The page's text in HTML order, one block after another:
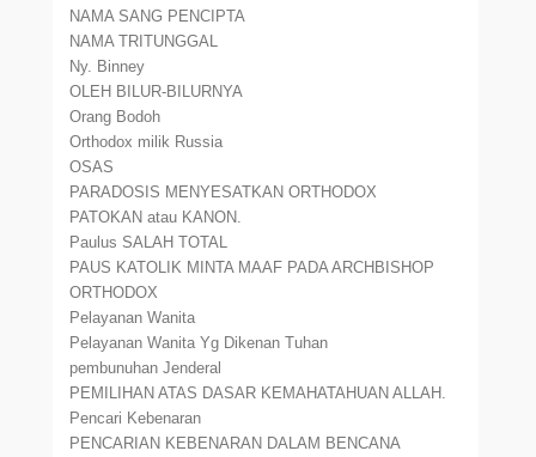
NAMA SANG PENCIPTA
NAMA TRITUNGGAL
Ny. Binney
OLEH BILUR-BILURNYA
Orang Bodoh
Orthodox milik Russia
OSAS
PARADOSIS MENYESATKAN ORTHODOX
PATOKAN atau KANON.
Paulus SALAH TOTAL
PAUS KATOLIK MINTA MAAF PADA ARCHBISHOP
ORTHODOX
Pelayanan Wanita
Pelayanan Wanita Yg Dikenan Tuhan
pembunuhan Jenderal
PEMILIHAN ATAS DASAR KEMAHATAHUAN ALLAH.
Pencari Kebenaran
PENCARIAN KEBENARAN DALAM BENCANA